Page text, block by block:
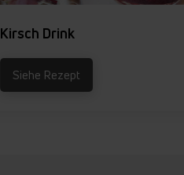
Kirsch Drink
Siehe Rezept